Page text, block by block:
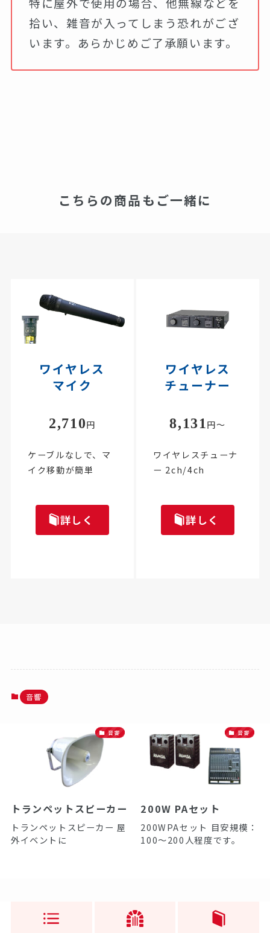
拾い、雑音が入ってしまう恐れがござ
います。あらかじめご了承願います。
こちらの商品もご一緒に
ワイヤレス
マイク
2,710円
ケーブルなしで、マ
イク移動が簡単
詳しく
ワイヤレス
チューナー
8,131 円～
ワイヤレスチューナ
ー 2ch/4ch
詳しく
音響
音響
トランペットスピーカー
トランペットスピーカー 屋
外イベントに
音響
200W PAセット
200WPAセット 目安規模：
100～200人程度です。